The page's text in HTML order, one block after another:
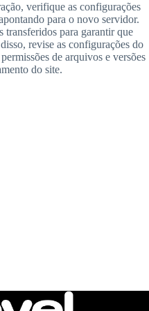
verifique as configurações
para o novo servidor.
transferidos para garantir que
revise as configurações do
de arquivos e versões
do site.